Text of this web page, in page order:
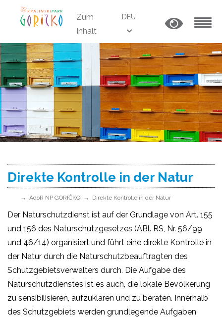
Zum
Inhalt
DEU
Direkte Kontrolle in der Natur
AdöR NP GORIČKO Direkte Kontrolle in der Natur
Der Naturschutzdienst ist auf der Grundlage von Art. 155
und 156 des Naturschutzgesetzes (ABl. RS, Nr. 56/99
und 46/14) organisiert und führt eine direkte Kontrolle in
der Natur durch die Naturschutzbeauftragten des
Schutzgebietsverwalters durch. Die Aufgabe des
Naturschutzdienstes ist es auch, die lokale Bevölkerung
zu sensibilisieren, aufzuklären und zu beraten. Innerhalb
des Schutzgebiets werden grundlegende Aufgaben